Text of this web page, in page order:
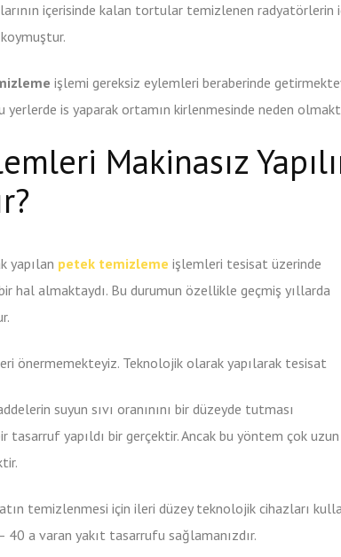
içerisinde kalan tortular temizlenen radyatörlerin
işlemi gereksiz eylemleri beraberinde
is yaparak ortamın kirlenmesinde neden
Makinasız
yapılan petek temizleme işlemleri tesisat üzerinde
hal almaktaydı. Bu durumun özellikle geçmiş yıllarda
önermemekteyiz. Teknolojik olarak yapılarak tesisat
suyun sıvı oranınını bir düzeyde tutması
yapıldı bir gerçektir. Ancak bu yöntem çok uzun
temizlenmesi için ileri düzey teknolojik cihazları
a varan yakıt tasarrufu sağlamanızdır.